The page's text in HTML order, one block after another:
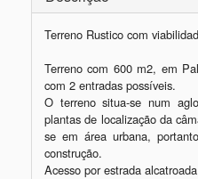
Terreno Rustico com
Terreno com 600 m2, em
com 2 entradas possíveis.
O terreno situa-se num
plantas de localização da
se em área urbana,
construção.
Acesso por estrada